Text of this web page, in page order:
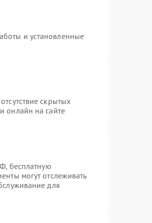
и установленные
скрытых
онлайн на сайте
бесплатную
могут отслеживать
для